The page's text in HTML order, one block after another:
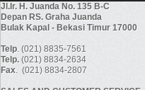
Jl.Ir. H. Juanda No. 135 B-C
Depan RS. Graha Juanda
Bulak Kapal - Bekasi Timur 17000
Telp . (021) 8835-7561
Telp. (021) 8834-2634
Fax . (021) 8834-2807